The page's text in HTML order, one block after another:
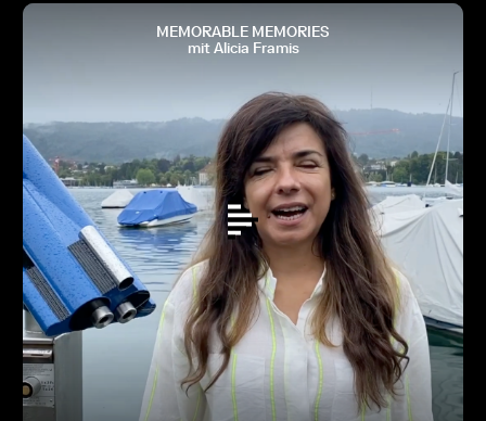
MEMORABLE MEMORIES
mit Alicia Framis